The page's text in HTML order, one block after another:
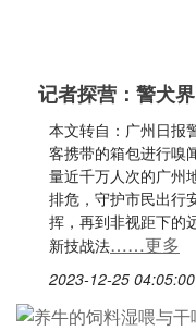
记者探营：警犬
本文转自：广州日报
客携带的箱包进行嗅
量近千万人次的广州
排危，守护市民出行
挥，再到非视距下的
新技战法……更多
2023-12-25 04:05:00